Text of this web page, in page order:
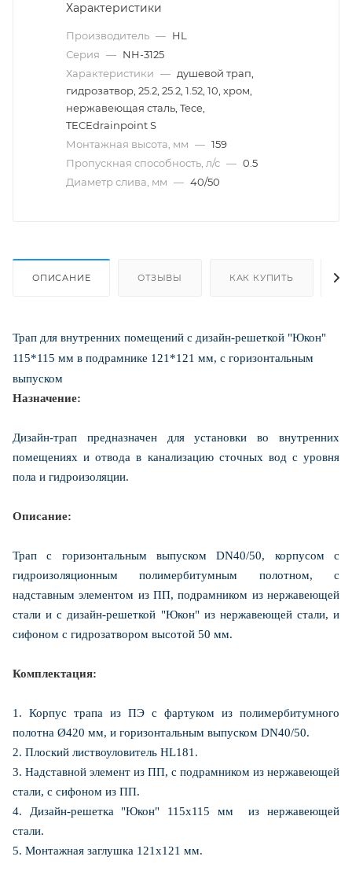
Характеристики
Производитель — HL
Серия — NH-3125
Характеристики — душевой трап,
гидрозатвор, 25.2, 25.2, 1.52, 10, хром,
нержавеющая сталь, Tece,
TECEdrainpoint S
Монтажная высота, мм — 159
Пропускная способность, л/с — 0.5
Диаметр слива, мм — 40/50
ОПИСАНИЕ ОТЗЫВЫ КАК КУПИТЬ
Трап для внутренних помещений с дизайн-решеткой "Юкон"
115*115 мм в подрамнике 121*121 мм, с горизонтальным
выпуском
Назначение:
Дизайн-трап предназначен для установки во внутренних
помещениях и отвода в канализацию сточных вод с уровня
пола и гидроизоляции.
Описание:
Трап с горизонтальным выпуском DN40/50, корпусом с
гидроизоляционным полимербитумным полотном, с
надставным элементом из ПП, подрамником из нержавеющей
стали и с дизайн-решеткой "Юкон" из нержавеющей стали, и
сифоном с гидрозатвором высотой 50 мм.
Комплектация:
1. Корпус трапа из ПЭ с фартуком из полимербитумного
полотна Ø420 мм, и горизонтальным выпуском DN40/50.
2. Плоский листвоуловитель HL181.
3. Надставной элемент из ПП, с подрамником из нержавеющей
стали, с сифоном из ПП.
4. Дизайн-решетка "Юкон" 115х115 мм из нержавеющей
стали.
5. Монтажная заглушка 121х121 мм.